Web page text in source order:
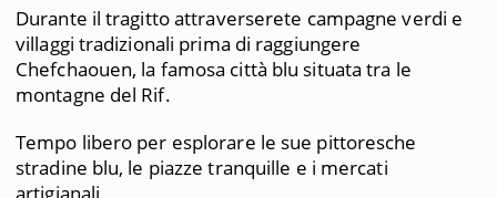
Durante il tragitto attraverserete campagne verdi e
villaggi tradizionali prima di raggiungere
Chefchaouen, la famosa città blu situata tra le
montagne del Rif.
Tempo libero per esplorare le sue pittoresche
stradine blu, le piazze tranquille e i mercati